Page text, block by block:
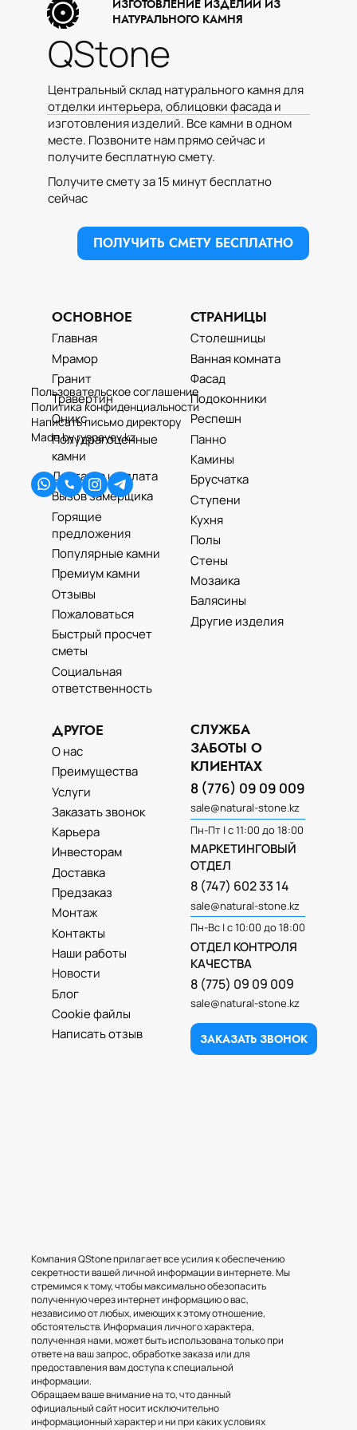
спокойной элегантности и бесконечной
красоты.
ПОЛУЧИТЕ
КОНСУЛЬТАЦИЮ ПО
ЭТОМУ КАМНЮ
Перезвоним в удобное для Вас
время
Телефон:
Во сколько нам позвонить?
Выберите удобное для Вас время
ОТПРАВИТЬ ЗАЯВКУ
ИЗГОТОВЛЕНИЕ ИЗДЕЛИЙ ИЗ
НАТУРАЛЬНОГО КАМНЯ
QStone
Центральный склад натурального камня для
отделки интерьера, облицовки фасада и
изготовления изделий. Все камни в одном
месте. Позвоните нам прямо сейчас и
получите бесплатную смету.
Получите смету за 15 минут бесплатно
сейчас
ПОЛУЧИТЬ СМЕТУ БЕСПЛАТНО
ОСНОВНОЕ
Главная
Мрамор
Гранит
Травертин
Оникс
Полудрагоценные
камни
Доставка и оплата
Вызов замерщика
Горящие
предложения
Популярные камни
Премиум камни
Отзывы
Пожаловаться
Быстрый просчет
сметы
Социальная
ответственность
СТРАНИЦЫ
Столешницы
Ванная комната
Фасад
Подоконники
Респешн
Панно
Камины
Брусчатка
Ступени
Кухня
Полы
Стены
Мозаика
Балясины
Другие изделия
ДРУГОЕ
О нас
Преимущества
Услуги
Заказать звонок
Карьера
Инвесторам
Доставка
Предзаказ
Монтаж
Контакты
Наши работы
Новости
Блог
Cookie файлы
Написать отзыв
СЛУЖБА
ЗАБОТЫ О
КЛИЕНТАХ
8 (776) 09 09 009
sale@natural-stone.kz
Пн-Пт | с 11:00 до 18:00
МАРКЕТИНГОВЫЙ
ОТДЕЛ
8 (747) 602 33 14
sale@natural-stone.kz
Пн-Вс | с 10:00 до 18:00
ОТДЕЛ КОНТРОЛЯ
КАЧЕСТВА
8 (775) 09 09 009
sale@natural-stone.kz
ЗАКАЗАТЬ ЗВОНОК
Пользовательское соглашение
Политика конфиденциальности
Написать письмо директору
Made by ryspayev.kz
Компания QStone прилагает все усилия к обеспечению
секретности вашей личной информации в интернете. Мы
стремимся к тому, чтобы максимально обезопасить
полученную через интернет информацию о вас,
независимо от любых, имеющих к этому отношение,
обстоятельств. Информация личного характера,
полученная нами, может быть использована только при
ответе на ваш запрос, обработке заказа или для
предоставления вам доступа к специальной
информации.
Обращаем ваше внимание на то, что данный
официальный сайт носит исключительно
информационный характер и ни при каких условиях